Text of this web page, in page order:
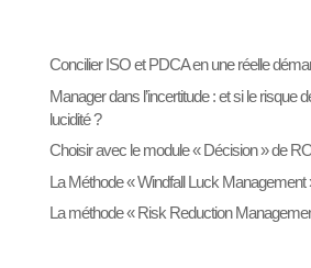
Concilier ISO et PDCA en une réelle
Manager dans l’incertitude : et si le risque
lucidité ?
Choisir avec le module « Décision » de
La Méthode « Windfall Luck Management
La méthode « Risk Reduction